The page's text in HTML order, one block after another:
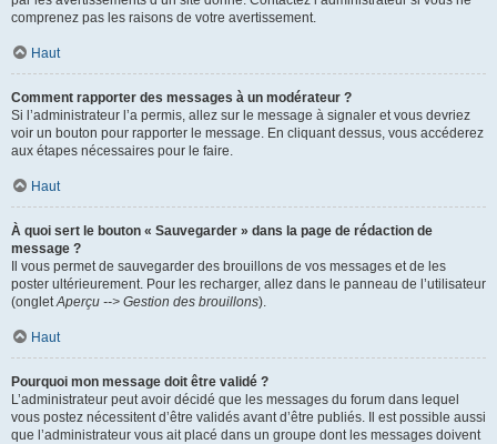
comprenez pas les raisons de votre avertissement.
Haut
Comment rapporter des messages à un modérateur ?
Si l’administrateur l’a permis, allez sur le message à signaler et vous devriez
voir un bouton pour rapporter le message. En cliquant dessus, vous accéderez
aux étapes nécessaires pour le faire.
Haut
À quoi sert le bouton « Sauvegarder » dans la page de rédaction de
message ?
Il vous permet de sauvegarder des brouillons de vos messages et de les
poster ultérieurement. Pour les recharger, allez dans le panneau de l’utilisateur
(ongletAperçu --> Gestion des brouillons).
Haut
Pourquoi mon message doit être validé ?
L’administrateur peut avoir décidé que les messages du forum dans lequel
vous postez nécessitent d’être validés avant d’être publiés. Il est possible aussi
que l’administrateur vous ait placé dans un groupe dont les messages doivent